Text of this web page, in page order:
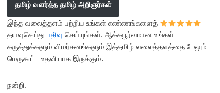
தமிழ் வளர்த்த தமிழ் அறிஞர்கள்
இந்த வலைத்தளம் பற்றிய உங்கள் எண்ணங்களைத்
தயவுசெய்து பதிவு செய்யுங்கள். ஆக்கபூர்வமான உங்கள்
கருத்துக்களும் விமர்சனங்களும் இத்தமிழ் வலைத்தளத்தை மேலும்
மெருகூட்ட உதவியாக இருக்கும்.
நன்றி.